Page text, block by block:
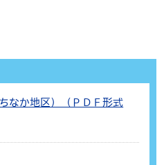
なか地区）（ＰＤＦ形式